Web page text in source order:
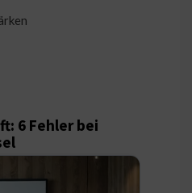
6 Fehler bei